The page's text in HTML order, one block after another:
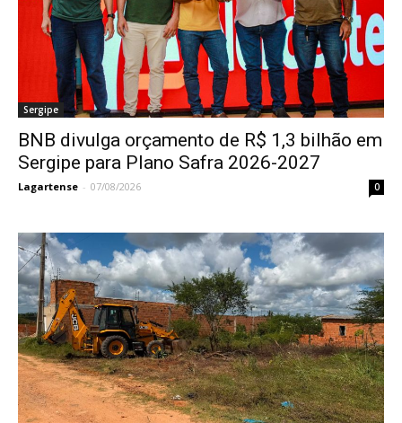
Sergipe
BNB divulga orçamento de R$ 1,3 bilhão em
Sergipe para Plano Safra 2026-2027
Lagartense - 07/08/2026 0